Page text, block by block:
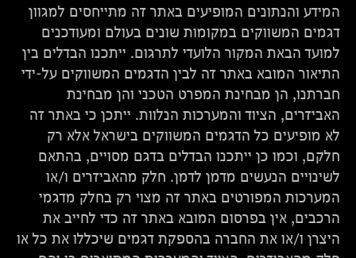
המידע והנתונים המופיעים באתר זה מתייחסים למגוון
דגמים המשווקים במקומות שונים בעולם ומעודכנים
למועד הבאת המקור הלועדי לתרגום. ייתכנו הבדלים בין
התיאור המובא באתר זה לבין הדגמים המשווקים על-ידי
חברתנו, הן מבחינת המפרט הטכני והן מבחינת
האביזרים, הציוד והמערכות הנלוות. ייתכן כי באתר זה
לא מופיעים כל הדגמים המשווקים בישראל אלא רק
חלקם, וכמו כן ייתכנו הבדלים בדגם מסויים, בהתאם
לשינויים הנעשים מדמן לדמן. חלק מהאביזרים ו/או
המערכות המפורטים באתר זה מצוי רק בחלק מדגמי
הרכבים, אין בפרסום המובא באתר זה כדי לחייב את
היצרן ו/או את החברה בהספקת דגמים שיכללו את כל או